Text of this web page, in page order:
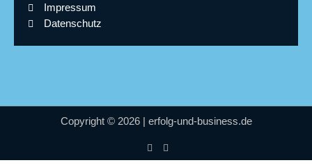
Impressum
Datenschutz
Copyright © 2026 | erfolg-und-business.de